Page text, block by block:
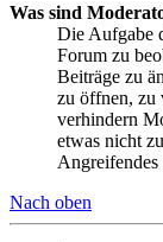
Was sind
Die Aufgabe
Forum zu
Beiträge zu
zu öffnen, zu
verhindern
etwas nicht
Angreifendes
Nach oben